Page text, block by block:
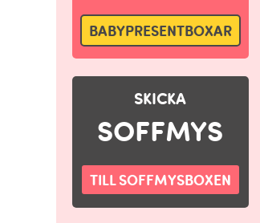
BABYPRESENTBOXAR
SKICKA
SOFFMYS
TILL SOFFMYSBOXEN